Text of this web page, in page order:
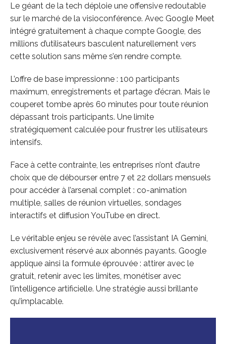
Le géant de la tech déploie une offensive redoutable
sur le marché de la visioconférence. Avec Google Meet
intégré gratuitement à chaque compte Google, des
millions d’utilisateurs basculent naturellement vers
cette solution sans même s’en rendre compte.
L’offre de base impressionne : 100 participants
maximum, enregistrements et partage d’écran. Mais le
couperet tombe après 60 minutes pour toute réunion
dépassant trois participants. Une limite
stratégiquement calculée pour frustrer les utilisateurs
intensifs.
Face à cette contrainte, les entreprises n’ont d’autre
choix que de débourser entre 7 et 22 dollars mensuels
pour accéder à l’arsenal complet : co-animation
multiple, salles de réunion virtuelles, sondages
interactifs et diffusion YouTube en direct.
Le véritable enjeu se révèle avec l’assistant IA Gemini,
exclusivement réservé aux abonnés payants. Google
applique ainsi la formule éprouvée : attirer avec le
gratuit, retenir avec les limites, monétiser avec
l’intelligence artificielle. Une stratégie aussi brillante
qu’implacable.